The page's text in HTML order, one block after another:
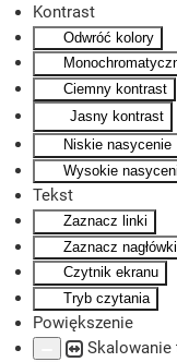
Kontrast
Odwróć kolory
Ciemny kontrast
Jasny kontrast
Niskie nasycenie
Wysokie
Tekst
Zaznacz linki
Zaznacz nagłówki
Czytnik ekranu
Tryb czytania
Powiększenie
Skalowanie
Skip to main